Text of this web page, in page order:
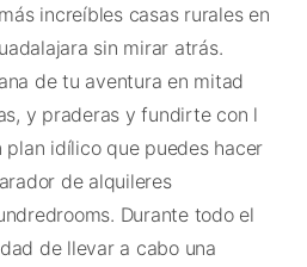
increíbles casas rurales en
sin mirar atrás.
de tu aventura en mitad
y praderas y fundirte con l
plan idílico que puedes hacer
de alquileres
Durante todo el
de llevar a cabo una